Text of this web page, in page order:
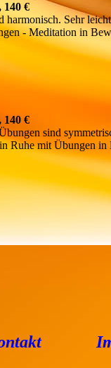
140 €
Sehr
- Meditation in
140 €
sind
Ruhe mit Übungen